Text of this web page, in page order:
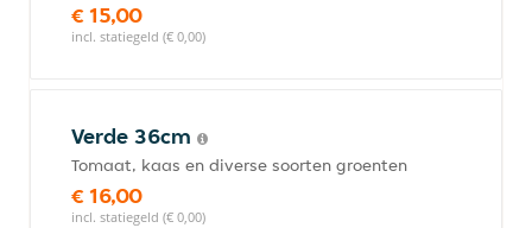
€ 15,00
incl. statiegeld (€ 0,00)
Verde 36cm
Tomaat, kaas en diverse soorten groenten
€ 16,00
incl. statiegeld (€ 0,00)